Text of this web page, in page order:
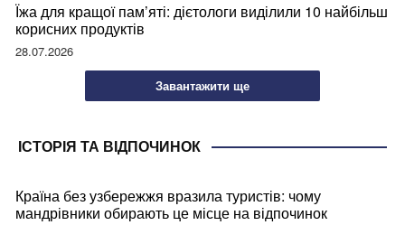
Їжа для кращої пам’яті: дієтологи виділили 10 найбільш
корисних продуктів
28.07.2026
Завантажити ще
ІСТОРІЯ ТА ВІДПОЧИНОК
Країна без узбережжя вразила туристів: чому
мандрівники обирають це місце на відпочинок